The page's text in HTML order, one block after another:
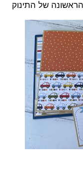
של התינוק